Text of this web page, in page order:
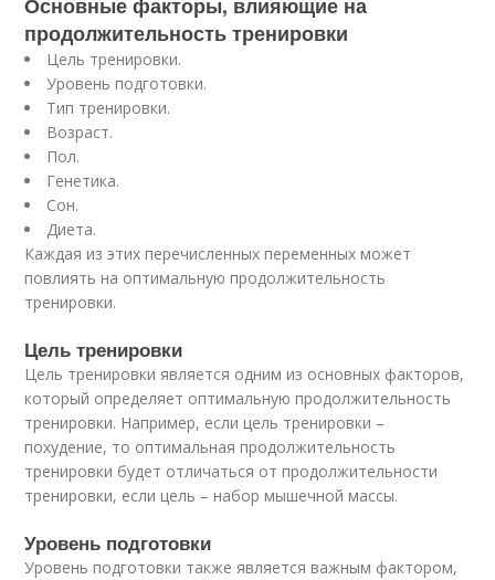
продолжительность тренировки
Цель тренировки.
Уровень подготовки.
Тип тренировки.
Возраст.
Пол.
Генетика.
Сон.
Диета.
Каждая из этих перечисленных переменных может
повлиять на оптимальную продолжительность
тренировки.
Цель тренировки
Цель тренировки является одним из основных факторов,
который определяет оптимальную продолжительность
тренировки. Например, если цель тренировки –
похудение, то оптимальная продолжительность
тренировки будет отличаться от продолжительности
тренировки, если цель – набор мышечной массы.
Уровень подготовки
Уровень подготовки также является важным фактором,